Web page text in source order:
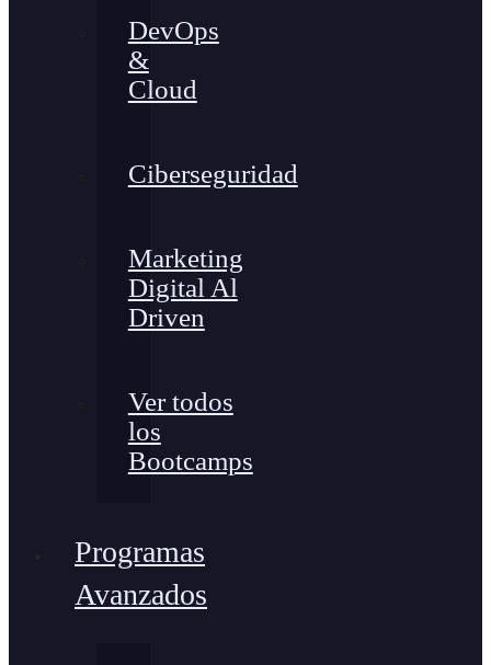
DevOps
&
Cloud
Ciberseguridad
Marketing
Digital Al
Driven
Ver todos
los
Bootcamps
Programas
Avanzados